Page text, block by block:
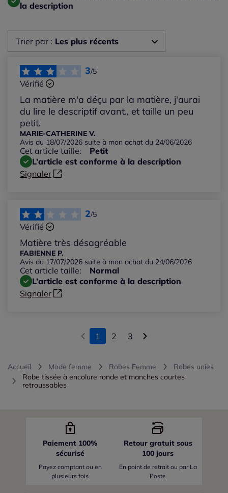
la description
Trier par : Les plus récents
Les plus récents
Les plus anciens
Notes les plus élevées
Notes les plus basses
3/5
Vérifié
La matière m'a déçu par la matière, j'aurai
du lire le descriptif avant., et taille un peu
petit.
MARIE-CATHERINE V.
Avis du 18/07/2026 suite à mon achat du 24/06/2026
Cet article taille:
Petit
L’article est conforme à la description
Signaler
2/5
Vérifié
Matière très désagréable
FABIENNE P.
Avis du 17/07/2026 suite à mon achat du 24/06/2026
Cet article taille:
Normal
L’article est conforme à la description
Signaler
1 2 3
Accueil Mode femme Robes Femme
Robes unies
Robe tissée à encolure ronde et manches courtes
retroussables
Paiement 100%
sécurisé
Payez comptant ou en
plusieurs fois
Retour gratuit sous
100 jours
En point de retrait ou par La
Poste